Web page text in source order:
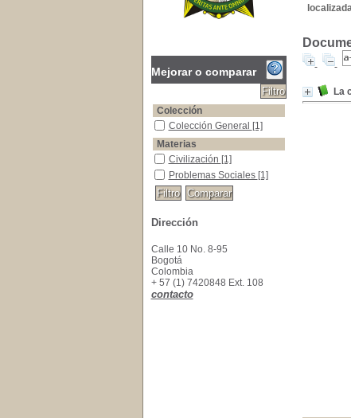
La
Mejorar o comparar
Colección
Colección General
Colección General [1]
Materias
Civilización
Civilización [1]
Problemas Sociales
Problemas Sociales [1]
Dirección
Calle 10 No. 8-95
Bogotá
Colombia
+ 57 (1) 7420848 Ext. 108
contacto